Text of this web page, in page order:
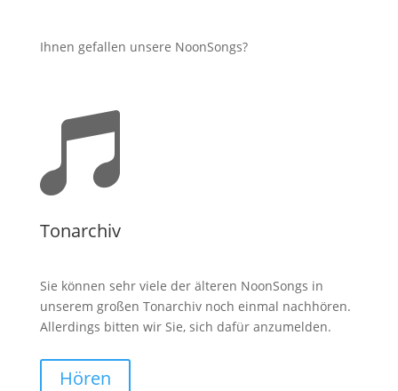
Ihnen gefallen unsere NoonSongs?

Tonarchiv
Sie können sehr viele der älteren NoonSongs in
unserem großen Tonarchiv noch einmal nachhören.
Allerdings bitten wir Sie, sich dafür anzumelden.
Hören